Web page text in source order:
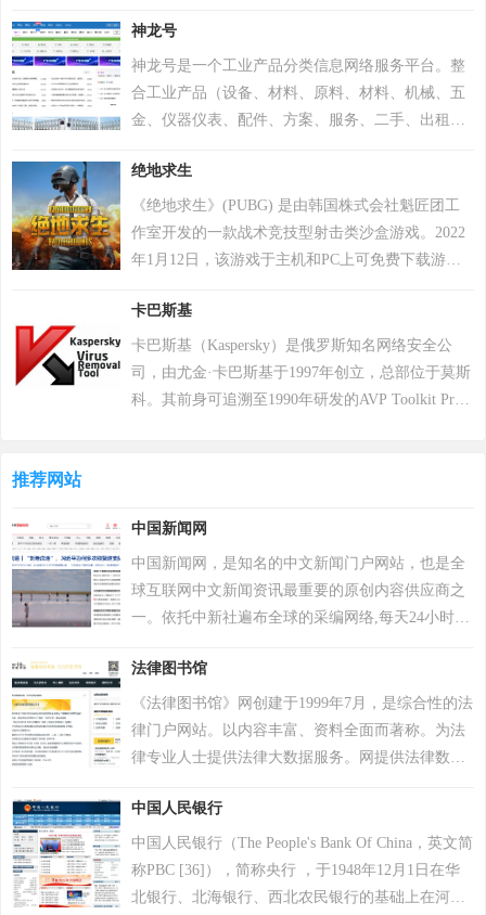
神龙号
神龙号是一个工业产品分类信息网络服务平台。整
合工业产品（设备、材料、原料、材料、机械、五
金、仪器仪表、配件、方案、服务、二手、出租
品信息。同时设有产品排行 榜单、产品品牌、品牌
排行、行业专区、产品品类专区等栏目，帮助中小
企业、厂商通过网络营销的方式宣传企业产品或服
务，获得更多商机。
绝地求生
《绝地求生》(PUBG) 是由韩国株式会社魁匠团工
作室开发的一款战术竞技型射击类沙盒游戏。2022
年1月12日，该游戏于主机和PC上可免费下载游
资源，并在不断缩小的安全区域内对抗其他玩家，
让自己生存到最后 。 游戏《绝地求生》除获得G-
STAR最高奖项总统奖以及其他五项大奖，且打破了
7项吉尼斯纪录。 2018年8月9日，《绝地求生》官
求生》将于12月8日登陆 Epic 游戏商城。自2024年1
月1日起，《绝地求生》不再支持所有使用Windows
7、Windows 8和Windows 8.1操作系统的PC平台。
2024年2月26日，PCL 赛事官方宣布，《PUBG》
年12月，入选Steam2025年热门游戏榜单年度热门游
戏榜、年度畅销榜。
卡巴斯基
卡巴斯基（Kaspersky）是俄罗斯知名网络安全公
司，由尤金·卡巴斯基于1997年创立，总部位于莫斯
科。其前身可追溯至1990年研发的AVP Toolkit Pro
个人防护、企业安全及工业控制系统，2017年推出
自主研发的安全操作系统，2022年“安全远程工作空
间”获世界互联网领先科技成果。因地缘政治影响，
2017年起被美国政府禁用，2024年6月遭全面封禁后
景，2019年品牌升级后聚焦全球化战略，在中国等
重点市场保持合作，曾中标中央政府采购项目并获
2023年世界互联网大会科技奖。
推荐网站
中国新闻网
中国新闻网，是知名的中文新闻门户网站，也是全
球互联网中文新闻资讯最重要的原创内容供应商之
一。依托中新社遍布全球的采编网络,每天24小时面
图片、视频等多样化的资讯服务。在新闻报道方
面，中新网动态新闻及时准确，解释性报道角度独
特，稿件被国内外网络媒体大量转载。
法律图书馆
《法律图书馆》网创建于1999年7月，是综合性的法
律门户网站。以内容丰富、资料全面而著称。为法
律专业人士提供法律大数据服务。网提供法律数据
司法考试资料、图书信息、书刊目录、法律书摘、
著者介绍、出版社介绍等等资料。主要工作人员，
均由有多年经验的法律信息处理专业人员担任，在
信息的搜集、整理工作上具有非常强的专业性。
中国人民银行
中国人民银行（The People's Bank Of China，英文简
称PBC [36]），简称央行 ，于1948年12月1日在华
北银行、北海银行、西北农民银行的基础上在河北